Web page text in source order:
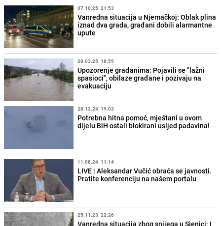
07.10.25. 21:53
Vanredna situacija u Njemačkoj: Oblak plina
iznad dva grada, građani dobili alarmantne
upute
28.03.25. 18:59
Upozorenje građanima: Pojavili se "lažni
spasioci", obilaze građane i pozivaju na
evakuaciju
28.12.24. 19:03
Potrebna hitna pomoć, mještani u ovom
dijelu BiH ostali blokirani usljed padavina!
11.08.24. 11:14
LIVE | Aleksandar Vučić obraća se javnosti.
Pratite konferenciju na našem portalu
25.11.23. 22:26
Vanredna situacija zbog snijega u Sjenici: I